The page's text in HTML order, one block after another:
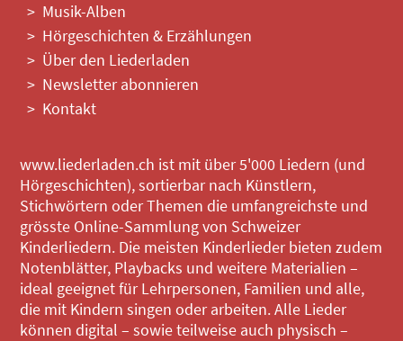
Musik-Alben
Hörgeschichten & Erzählungen
Über den Liederladen
Newsletter abonnieren
Kontakt
www.liederladen.ch ist mit über 5'000 Liedern (und
Hörgeschichten), sortierbar nach Künstlern,
Stichwörtern oder Themen die umfangreichste und
grösste Online-Sammlung von Schweizer
Kinderliedern. Die meisten Kinderlieder bieten zudem
Notenblätter, Playbacks und weitere Materialien –
ideal geeignet für Lehrpersonen, Familien und alle,
die mit Kindern singen oder arbeiten. Alle Lieder
können digital – sowie teilweise auch physisch –